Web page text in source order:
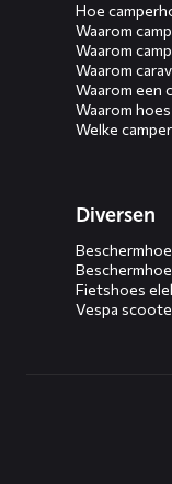
Hoe
Waarom
Waarom
Waarom
Waarom een
Waarom
Welke
Diversen
Fietshoes
Vespa